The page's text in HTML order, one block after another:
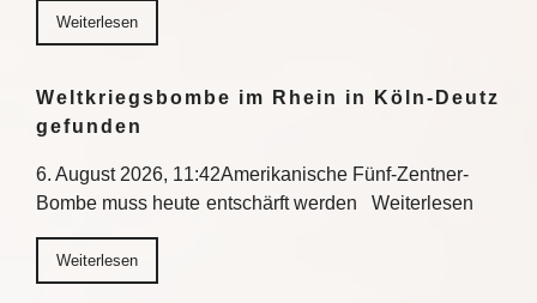
Weiterlesen
Weltkriegsbombe im Rhein in Köln-Deutz
gefunden
6. August 2026, 11:42Amerikanische Fünf-Zentner-
Bombe muss heute entschärft werden Weiterlesen
Weiterlesen